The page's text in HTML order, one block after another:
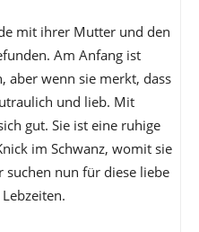
mit ihrer Mutter und den
Am Anfang ist
aber wenn sie merkt, dass
und lieb. Mit
gut. Sie ist eine ruhige
im Schwanz, womit sie
suchen nun für diese liebe